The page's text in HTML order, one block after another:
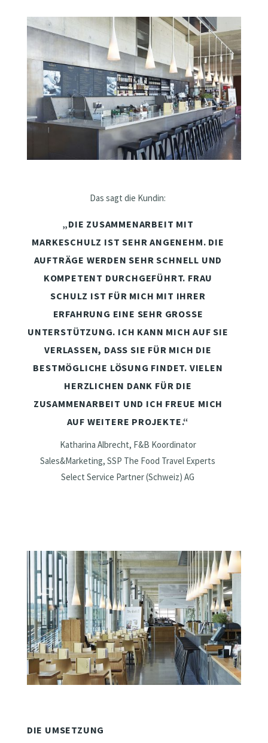
Das sagt die Kundin:
„DIE ZUSAMMENARBEIT MIT
MARKESCHULZ IST SEHR ANGENEHM. DIE
AUFTRÄGE WERDEN SEHR SCHNELL UND
KOMPETENT DURCHGEFÜHRT. FRAU
SCHULZ IST FÜR MICH MIT IHRER
ERFAHRUNG EINE SEHR GROSSE
UNTERSTÜTZUNG. ICH KANN MICH AUF SIE
VERLASSEN, DASS SIE FÜR MICH DIE
BESTMÖGLICHE LÖSUNG FINDET. VIELEN
HERZLICHEN DANK FÜR DIE
ZUSAMMENARBEIT UND ICH FREUE MICH
AUF WEITERE PROJEKTE.“
Katharina Albrecht, F&B Koordinator
Sales&Marketing, SSP The Food Travel Experts
Select Service Partner (Schweiz) AG
DIE UMSETZUNG